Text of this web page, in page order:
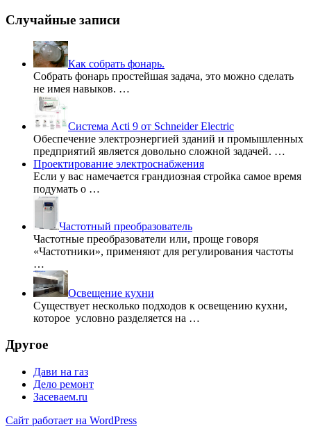
Случайные записи
Как собрать фонарь.
Собрать фонарь простейшая задача, это можно сделать
не имея навыков. …
Система Acti 9 от Schneider Electric
Обеспечение электроэнергией зданий и промышленных
предприятий является довольно сложной задачей. …
Проектирование электроснабжения
Если у вас намечается грандиозная стройка самое время
подумать о …
Частотный преобразователь
Частотные преобразователи или, проще говоря
«Частотники», применяют для регулирования частоты
…
Освещение кухни
Существует несколько подходов к освещению кухни,
которое условно разделяется на …
Другое
Дави на газ
Дело ремонт
Засеваем.ru
Сайт работает на WordPress